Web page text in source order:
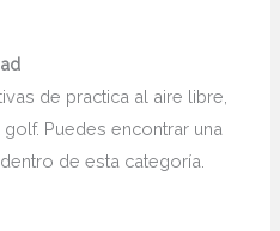
de practica al aire libre,
Puedes encontrar una
de esta categoría.